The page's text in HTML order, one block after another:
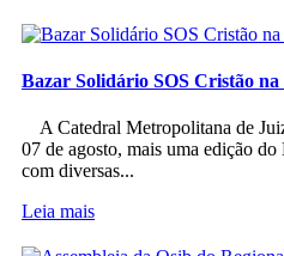
Bazar Solidário SOS Cristão
A Catedral Metropolitana de
07 de agosto, mais uma edição
com diversas...
Leia mais